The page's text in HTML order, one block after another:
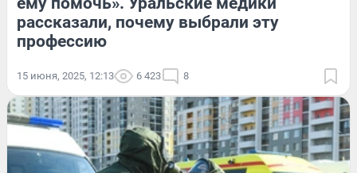
рассказали, почему выбрали эту
профессию
15 июня, 2025, 12:13 6 423 8